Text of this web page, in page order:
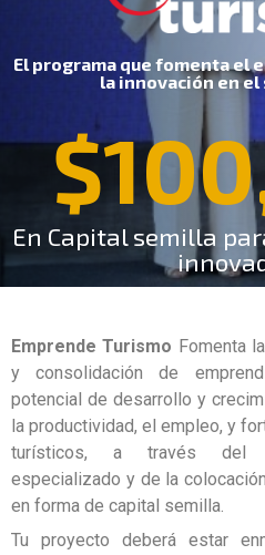
El programa que fomenta el
la innovación en
$
En Capital semilla
Emprende Turismo Fomenta
y consolidación de
potencial de desarrollo y
la productividad, el empleo, y
turísticos, a través del
especializado y de la
en forma de capital semilla.
Tu proyecto deberá estar